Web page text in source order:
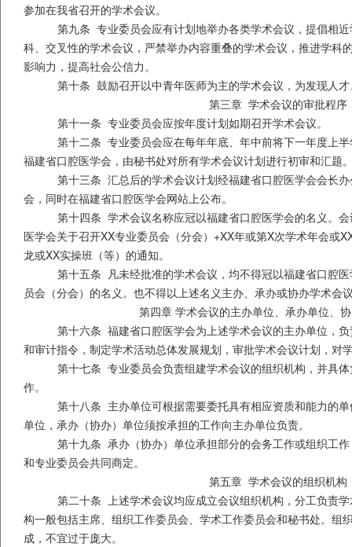
参加在我省召开的学术会议。
第九条 专业委员会应有计划地举办各类学术会议，提倡相
科、交叉性的学术会议，严禁举办内容重叠的学术会议，推进学科
影响力，提高社会公信力。
第十条 鼓励召开以中青年医师为主的学术会议，为发现人
第三章 学术会议的审批程序
第十一条 专业委员会应按年度计划如期召开学术会议。
第十二条 专业委员会应在每年年底、年中前将下一年度上
福建省口腔医学会，由秘书处对所有学术会议计划进行初审和汇题
第十三条 汇总后的学术会议计划经福建省口腔医学会会长
会，同时在福建省口腔医学会网站上公布。
第十四条 学术会议名称应冠以福建省口腔医学会的名义。
医学会关于召开XX专业委员会（分会） +XX年或第X次学术年会或
龙或XX实操班（等）的通知。
第十五条 凡未经批准的学术会议，均不得冠以福建省口腔
员会（分会）的名义。也不得以上述名义主办、承办或协办学术会
第四章 学术会议的主办单位、承办单位、
第十六条 福建省口腔医学会为上述学术会议的主办单位，
和审计指令，制定学术活动总体发展规划，审批学术会议计划，对
第十七条 专业委员会负责组建学术会议的组织机构，并具
作。
第十八条 主办单位可根据需要委托具有相应资质和能力的
单位，承办（协办）单位须按承担的工作向主办单位负责。
第十九条 承办（协办）单位承担部分的会务工作或组织工
和专业委员会共同商定。
第五章 学术会议的组织机构
第二十条 上述学术会议均应成立会议组织机构，分工负责
构一般包括主席、组织工作委员会、学术工作委员会和秘书处。组
成，不宜过于庞大。